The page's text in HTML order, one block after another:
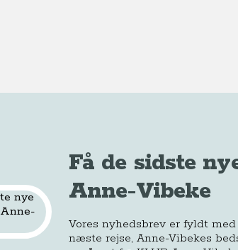
Få de sidste
Anne-Vibeke
Vores nyhedsbrev er fyldt
næste rejse, Anne-Vibekes